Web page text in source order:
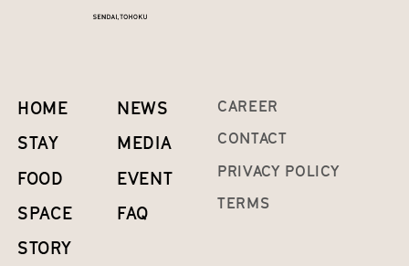
HOME
STAY
FOOD
SPACE
STORY
NEWS
MEDIA
EVENT
FAQ
CAREER
CONTACT
PRIVACY POLICY
TERMS